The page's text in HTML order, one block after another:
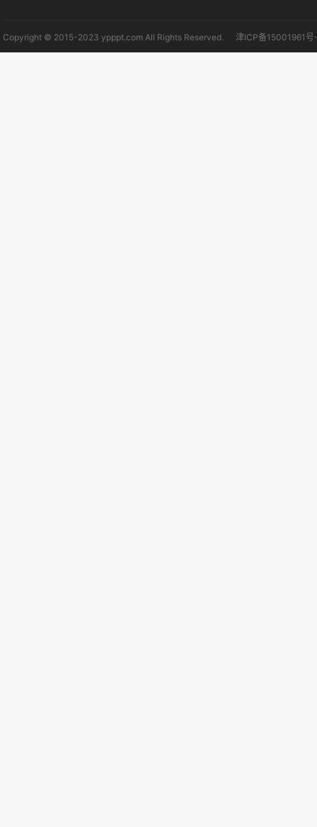
Copyright © 2015-2023 ypppt.com All Rights Reserved. 津ICP备15001961号